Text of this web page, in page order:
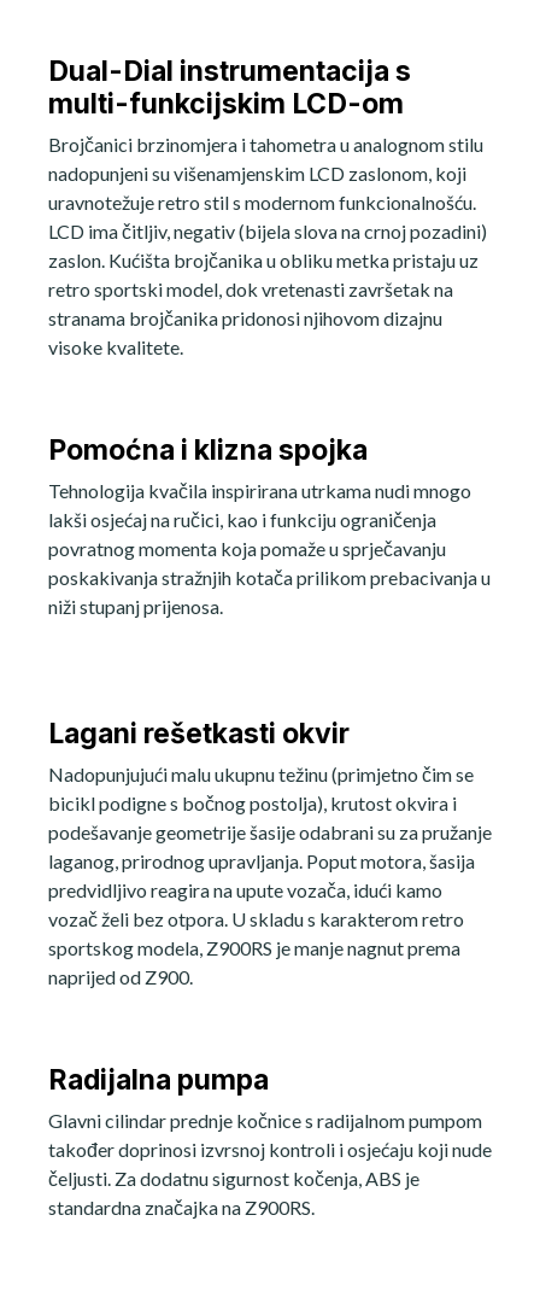
Dual-Dial instrumentacija s
multi-funkcijskim LCD-om
Brojčanici brzinomjera i tahometra u analognom stilu
nadopunjeni su višenamjenskim LCD zaslonom, koji
uravnotežuje retro stil s modernom funkcionalnošću.
LCD ima čitljiv, negativ (bijela slova na crnoj pozadini)
zaslon. Kućišta brojčanika u obliku metka pristaju uz
retro sportski model, dok vretenasti završetak na
stranama brojčanika pridonosi njihovom dizajnu
visoke kvalitete.
Pomoćna i klizna spojka
Tehnologija kvačila inspirirana utrkama nudi mnogo
lakši osjećaj na ručici, kao i funkciju ograničenja
povratnog momenta koja pomaže u sprječavanju
poskakivanja stražnjih kotača prilikom prebacivanja u
niži stupanj prijenosa.
Lagani rešetkasti okvir
Nadopunjujući malu ukupnu težinu (primjetno čim se
bicikl podigne s bočnog postolja), krutost okvira i
podešavanje geometrije šasije odabrani su za pružanje
laganog, prirodnog upravljanja. Poput motora, šasija
predvidljivo reagira na upute vozača, idući kamo
vozač želi bez otpora. U skladu s karakterom retro
sportskog modela, Z900RS je manje nagnut prema
naprijed od Z900.
Radijalna pumpa
Glavni cilindar prednje kočnice s radijalnom pumpom
također doprinosi izvrsnoj kontroli i osjećaju koji nude
čeljusti. Za dodatnu sigurnost kočenja, ABS je
standardna značajka na Z900RS.